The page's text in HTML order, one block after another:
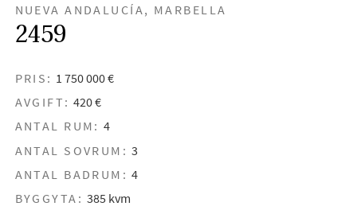
NUEVA ANDALUCÍA, MARBELLA
2459
PRIS: 1 750 000 €
AVGIFT: 420 €
ANTAL RUM: 4
ANTAL SOVRUM: 3
ANTAL BADRUM: 4
BYGGYTA: 385 kvm